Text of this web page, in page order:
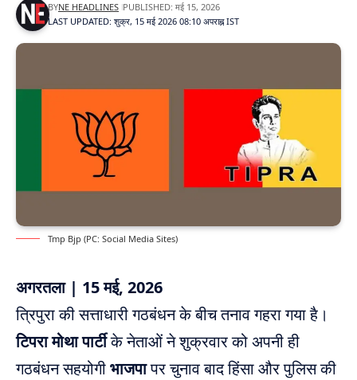
LAST UPDATED: शुक्र, 15 मई 2026 08:10 अपराह्न IST
BYNE HEADLINES PUBLISHED: मई 15, 2026
Tmp Bjp (PC: Social Media Sites)
अगरतला | 15 मई, 2026
त्रिपुरा की सत्ताधारी गठबंधन के बीच तनाव गहरा गया है।
टिपरा मोथा पार्टीके नेताओं ने शुक्रवार को अपनी ही
गठबंधन सहयोगीभाजपापर चुनाव बाद हिंसा और पुलिस की